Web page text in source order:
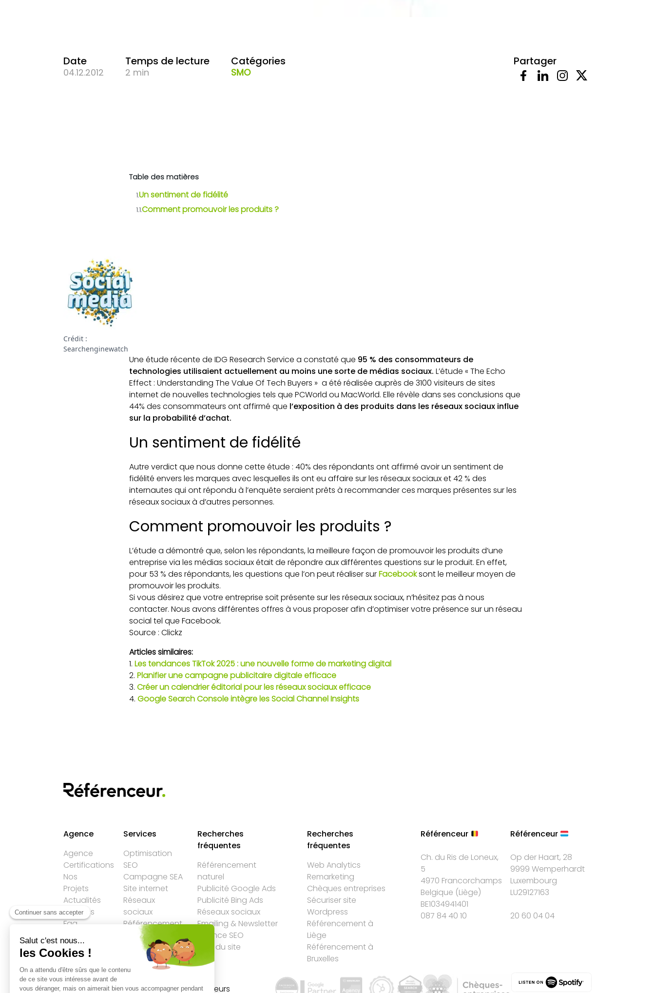
Date
04.12.2012
Temps de lecture
2 min
Catégories
SMO
Partager
Table des matières
1.Un sentiment de fidélité
1.1.Comment promouvoir les produits ?
Crédit :
Searchenginewatch
Une étude récente de IDG Research Service a constaté que 95 % des consommateurs de
technologies utilisaient actuellement au moins une sorte de médias sociaux. L’étude « The Echo
Effect : Understanding The Value Of Tech Buyers » a été réalisée auprès de 3100 visiteurs de sites
internet de nouvelles technologies tels que PCWorld ou MacWorld. Elle révèle dans ses conclusions que
44% des consommateurs ont affirmé que l’exposition à des produits dans les réseaux sociaux influe
sur la probabilité d’achat.
Un sentiment de fidélité
Autre verdict que nous donne cette étude : 40% des répondants ont affirmé avoir un sentiment de
fidélité envers les marques avec lesquelles ils ont eu affaire sur les réseaux sociaux et 42 % des
internautes qui ont répondu à l’enquête seraient prêts à recommander ces marques présentes sur les
réseaux sociaux à d’autres personnes.
Comment promouvoir les produits ?
L’étude a démontré que, selon les répondants, la meilleure façon de promouvoir les produits d’une
entreprise via les médias sociaux était de répondre aux différentes questions sur le produit. En effet,
pour 53 % des répondants, les questions que l’on peut réaliser surFacebooksont le meilleur moyen de
promouvoir les produits.
Si vous désirez que votre entreprise soit présente sur les réseaux sociaux, n’hésitez pas à nous
contacter. Nous avons différentes offres à vous proposer afin d’optimiser votre présence sur un réseau
social tel que Facebook.
Source : Clickz
Articles similaires:
Les tendances TikTok 2025 : une nouvelle forme de marketing digital
Planifier une campagne publicitaire digitale efficace
Créer un calendrier éditorial pour les réseaux sociaux efficace
Google Search Console intègre les Social Channel Insights
Agence
Agence
Certifications
Nos
Projets
Actualités
Services
Faq
Services
Optimisation
SEO
Campagne SEA
Site internet
Réseaux
sociaux
Référencement
Recherches
fréquentes
Référencement
naturel
Publicité Google Ads
Publicité Bing Ads
Réseaux sociaux
Emailing & Newsletter
Agence SEO
Plan du site
Recherches
fréquentes
Web Analytics
Remarketing
Chèques entreprises
Sécuriser site
Wordpress
Référencement à
Liège
Référencement à
Bruxelles
Référenceur
Ch. du Ris de Loneux,
5
4970 Francorchamps
Belgique (Liège)
BE1034941401
087 84 40 10
Référenceur
Op der Haart, 28
9999 Wemperhardt
Luxembourg
LU29127163
20 60 04 04
Accueil→SMO→95 % des consommateurs